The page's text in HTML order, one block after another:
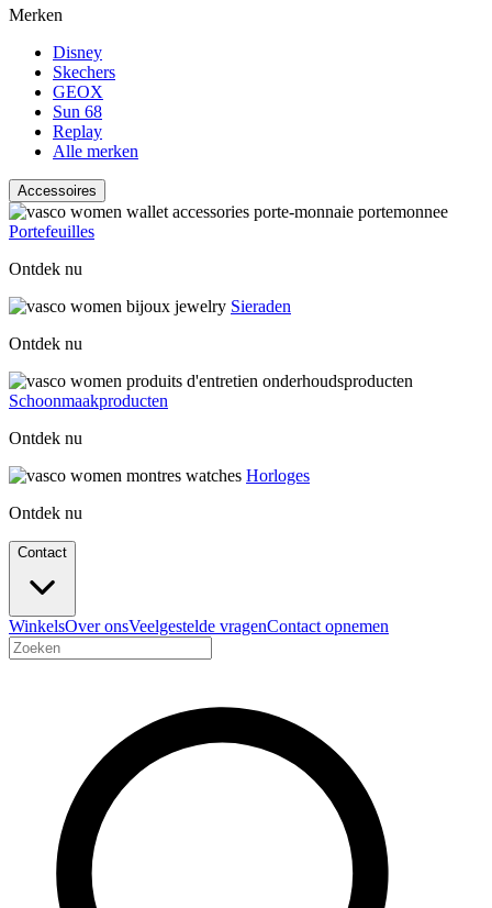
Merken
Disney
Skechers
GEOX
Sun 68
Replay
Alle merken
Accessoires
Portefeuilles
Ontdek nu
Sieraden
Ontdek nu
Schoonmaakproducten
Ontdek nu
Horloges
Ontdek nu
Contact
WinkelsOver onsVeelgestelde vragenContact opnemen